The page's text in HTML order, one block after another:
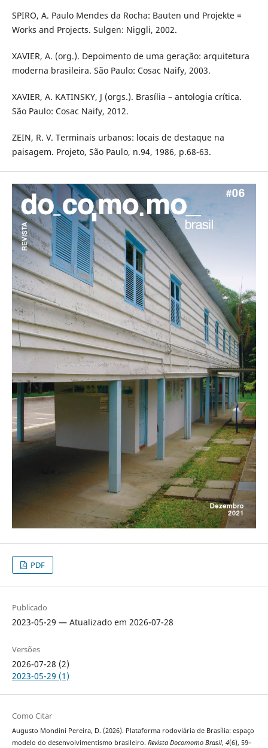
SPIRO, A. Paulo Mendes da Rocha: Bauten und Projekte =
Works and Projects. Sulgen: Niggli, 2002.
XAVIER, A. (org.). Depoimento de uma geração: arquitetura
moderna brasileira. São Paulo: Cosac Naify, 2003.
XAVIER, A. KATINSKY, J (orgs.). Brasília – antologia crítica.
São Paulo: Cosac Naify, 2012.
ZEIN, R. V. Terminais urbanos: locais de destaque na
paisagem. Projeto, São Paulo, n.94, 1986, p.68-63.
PDF
Publicado
2023-05-29 — Atualizado em 2026-07-28
Versões
2026-07-28 (2)
2023-05-29 (1)
Como Citar
Augusto Mondini Pereira, D. (2026). Plataforma rodoviária de Brasília: espaço
modelo do desenvolvimentismo brasileiro. Revista Docomomo Brasil, 4(6), 59–